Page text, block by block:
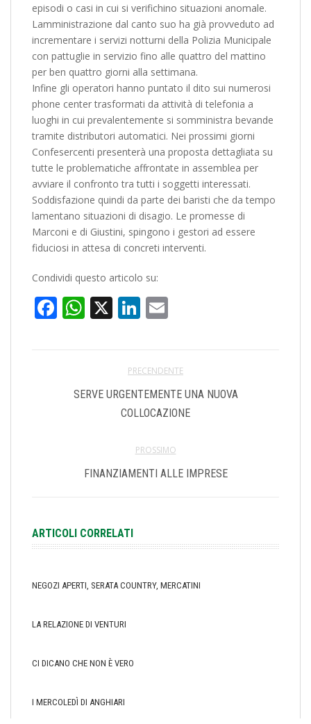
episodi o casi in cui si verifichino situazioni anomale.
Lamministrazione dal canto suo ha già provveduto ad
incrementare i servizi notturni della Polizia Municipale
con pattuglie in servizio fino alle quattro del mattino
per ben quattro giorni alla settimana.
Infine gli operatori hanno puntato il dito sui numerosi
phone center trasformati da attività di telefonia a
luoghi in cui prevalentemente si somministra bevande
tramite distributori automatici. Nei prossimi giorni
Confesercenti presenterà una proposta dettagliata su
tutte le problematiche affrontate in assemblea per
avviare il confronto tra tutti i soggetti interessati.
Soddisfazione quindi da parte dei baristi che da tempo
lamentano situazioni di disagio. Le promesse di
Marconi e di Giustini, spingono i gestori ad essere
fiduciosi in attesa di concreti interventi.
Condividi questo articolo su:
Facebook
WhatsApp
X LinkedIn
PRECENDENTE
SERVE URGENTEMENTE UNA NUOVA
COLLOCAZIONE
PROSSIMO
FINANZIAMENTI ALLE IMPRESE
ARTICOLI CORRELATI
NEGOZI APERTI, SERATA COUNTRY, MERCATINI
LA RELAZIONE DI VENTURI
CI DICANO CHE NON È VERO
I MERCOLEDÌ DI ANGHIARI